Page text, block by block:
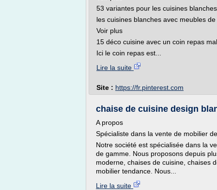
53 variantes pour les cuisines
les cuisines blanches avec meubles
Voir plus
15 déco cuisine avec un coin repas
Ici le coin repas est...
Lire la suite
Site : https://fr.pinterest.com
chaise de cuisine design
A propos
Spécialiste dans la vente de mobilier
Notre société est spécialisée dans la
de gamme. Nous proposons depuis
moderne, chaises de cuisine, chaises
mobilier tendance. Nous...
Lire la suite